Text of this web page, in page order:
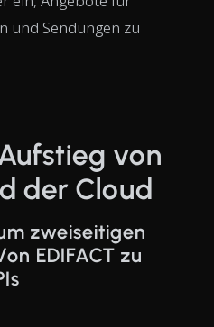
und Sendungen zu
von
der Cloud
zweiseitigen
EDIFACT zu